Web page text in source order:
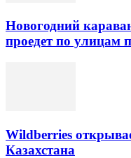
Новогодний
проедет по улицам
Wildberries
Казахстана